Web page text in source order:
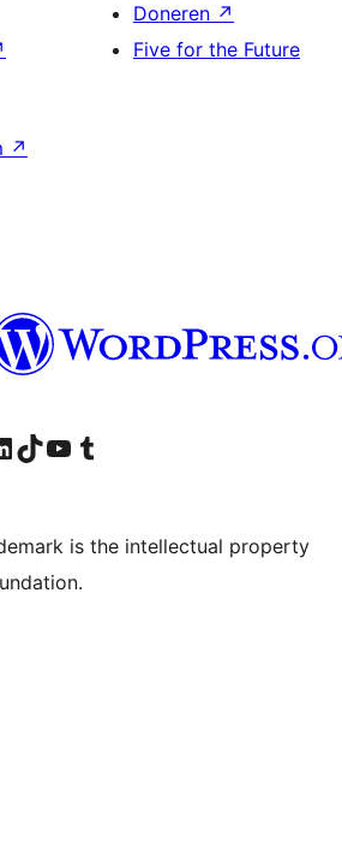
Doneren ↗
Five for the Future
↗
bezoeken
account
ons LinkedIn account
Bezoek ons TikTok account
Bezoek ons YouTube kanaalBezoek ons Tumblr account
is the intellectual property